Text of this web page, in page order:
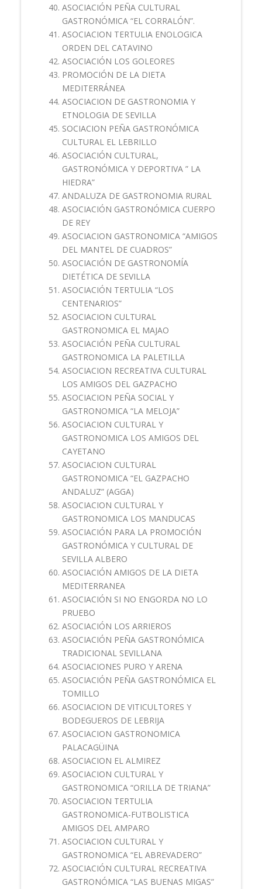
ASOCIACIÓN PEÑA CULTURAL
GASTRONÓMICA “EL CORRALÓN”.
ASOCIACION TERTULIA ENOLOGICA
ORDEN DEL CATAVINO
ASOCIACIÓN LOS GOLEORES
PROMOCIÓN DE LA DIETA
MEDITERRÁNEA
ASOCIACION DE GASTRONOMIA Y
ETNOLOGIA DE SEVILLA
SOCIACION PEÑA GASTRONÓMICA
CULTURAL EL LEBRILLO
ASOCIACIÓN CULTURAL,
GASTRONÓMICA Y DEPORTIVA ” LA
HIEDRA”
ANDALUZA DE GASTRONOMIA RURAL
ASOCIACIÓN GASTRONÓMICA CUERPO
DE REY
ASOCIACION GASTRONOMICA “AMIGOS
DEL MANTEL DE CUADROS”
ASOCIACIÓN DE GASTRONOMÍA
DIETÉTICA DE SEVILLA
ASOCIACIÓN TERTULIA “LOS
CENTENARIOS”
ASOCIACION CULTURAL
GASTRONOMICA EL MAJAO
ASOCIACIÓN PEÑA CULTURAL
GASTRONOMICA LA PALETILLA
ASOCIACION RECREATIVA CULTURAL
LOS AMIGOS DEL GAZPACHO
ASOCIACION PEÑA SOCIAL Y
GASTRONOMICA “LA MELOJA”
ASOCIACION CULTURAL Y
GASTRONOMICA LOS AMIGOS DEL
CAYETANO
ASOCIACION CULTURAL
GASTRONOMICA “EL GAZPACHO
ANDALUZ” (AGGA)
ASOCIACION CULTURAL Y
GASTRONOMICA LOS MANDUCAS
ASOCIACIÓN PARA LA PROMOCIÓN
GASTRONÓMICA Y CULTURAL DE
SEVILLA ALBERO
ASOCIACIÓN AMIGOS DE LA DIETA
MEDITERRANEA
ASOCIACIÓN SI NO ENGORDA NO LO
PRUEBO
ASOCIACIÓN LOS ARRIEROS
ASOCIACIÓN PEÑA GASTRONÓMICA
TRADICIONAL SEVILLANA
ASOCIACIONES PURO Y ARENA
ASOCIACIÓN PEÑA GASTRONÓMICA EL
TOMILLO
ASOCIACION DE VITICULTORES Y
BODEGUEROS DE LEBRIJA
ASOCIACION GASTRONOMICA
PALACAGÜINA
ASOCIACION EL ALMIREZ
ASOCIACION CULTURAL Y
GASTRONOMICA “ORILLA DE TRIANA”
ASOCIACION TERTULIA
GASTRONOMICA-FUTBOLISTICA
AMIGOS DEL AMPARO
ASOCIACION CULTURAL Y
GASTRONOMICA “EL ABREVADERO”
ASOCIACIÓN CULTURAL RECREATIVA
GASTRONÓMICA “LAS BUENAS MIGAS”